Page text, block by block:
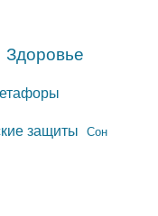
Здоровье
защиты Сон